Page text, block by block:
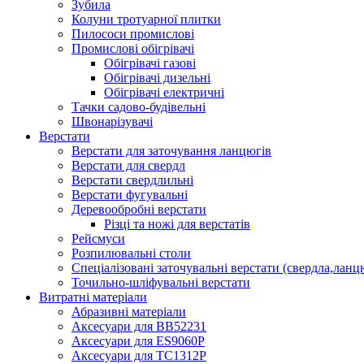
Зубила
Колуни тротуарної плитки
Пилососи промислові
Промислові обігрівачі
Обігрівачі газові
Обігрівачі дизельні
Обігрівачі електричні
Тачки садово-будівельні
Швонарізувачі
Верстати
Верстати для заточування ланцюгів
Верстати для свердл
Верстати свердлильні
Верстати фугувальні
Деревообробні верстати
Різці та ножі для верстатів
Рейсмуси
Розпилювальні столи
Спеціалізовані заточувальні верстати
Точильно-шліфувальні верстати
Витратні матеріали
Абразивні матеріали
Аксесуари для BB52231
Аксесуари для ES9060P
Аксесуари для TC1312P